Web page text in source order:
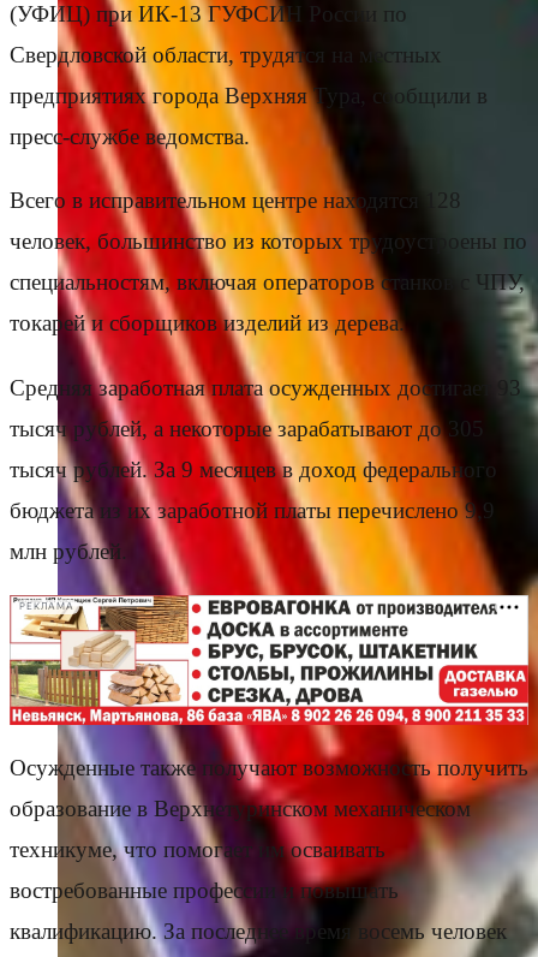
(УФИЦ) при ИК-13 ГУФСИН России по
Свердловской области, трудятся на местных
предприятиях города Верхняя Тура, сообщили в
пресс-службе ведомства.
Всего в исправительном центре находятся 128
человек, большинство из которых трудоустроены по
специальностям, включая операторов станков с ЧПУ,
токарей и сборщиков изделий из дерева.
Средняя заработная плата осужденных достигает 93
тысяч рублей, а некоторые зарабатывают до 305
тысяч рублей. За 9 месяцев в доход федерального
бюджета из их заработной платы перечислено 9,9
млн рублей.
РЕКЛАМА
Осужденные также получают возможность получить
образование в Верхнетуринском механическом
техникуме, что помогает им осваивать
востребованные профессии и повышать
квалификацию. За последнее время восемь человек